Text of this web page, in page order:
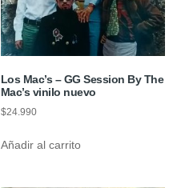
Los Mac’s – GG Session By The
Mac’s vinilo nuevo
$24.990
Añadir al carrito